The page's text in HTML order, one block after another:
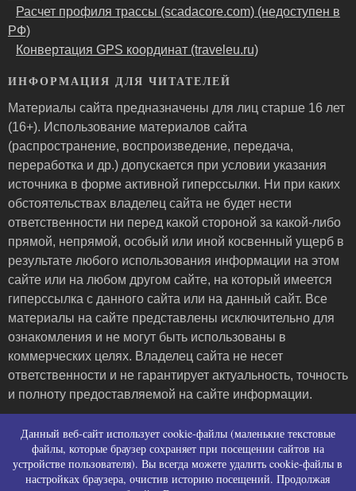
Расчет профиля трассы (scadacore.com) (недоступен в
РФ)
Конвертация GPS координат (traveleu.ru)
ИНФОРМАЦИЯ ДЛЯ ЧИТАТЕЛЕЙ
Материалы сайта предназначены для лиц старше 16 лет
(16+). Использование материалов сайта
(распространение, воспроизведение, передача,
переработка и др.) допускается при условии указания
источника в форме активной гиперссылки. Ни при каких
обстоятельствах владелец сайта не будет нести
ответственности ни перед какой стороной за какой-либо
прямой, непрямой, особый или иной косвенный ущерб в
результате любого использования информации на этом
сайте или на любом другом сайте, на который имеется
гиперссылка с данного сайта или на данный сайт. Все
материалы на сайте представлены исключительно для
ознакомления и не могут быть использованы в
коммерческих целях. Владелец сайта не несет
ответственности и не гарантирует актуальность, точность
и полноту предоставляемой на сайте информации.
Политика конфиденциальности (политика в
отношении обработки персональных данных)
Политика использования файлов cookies
Данный веб-сайт использует cookie-файлы (маленькие текстовые
файлы, которые браузер сохраняет при посещении сайтов на
устройстве пользователя). Вы всегда можете удалить cookie-файлы в
настройках браузера, очистив историю посещений. Продолжая